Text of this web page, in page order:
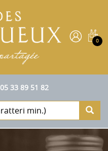
0
05 33 89 51 82